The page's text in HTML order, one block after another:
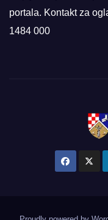
portala. Kontakt za
1484 000